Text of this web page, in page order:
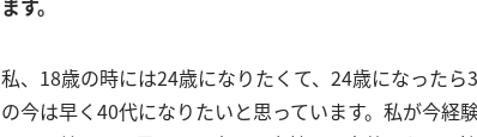
ます。
私、18歳の時には24歳になりたくて、24歳になった
の今は早く40代になりたいと思っています。私が今経